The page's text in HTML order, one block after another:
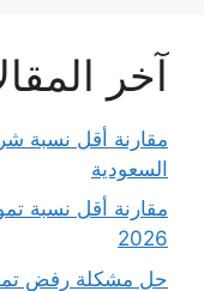
آخر
السعودية
مقارنة أقل نسبة
2026
حل مشكلة رفض